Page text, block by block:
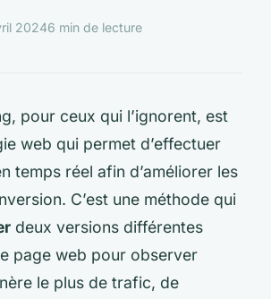
20246 min de lecture
pour ceux qui l’ignorent, est
web qui permet d’effectuer
temps réel afin d’améliorer les
C’est une méthode qui
deux versions différentes
page web pour observer
le plus de trafic, de